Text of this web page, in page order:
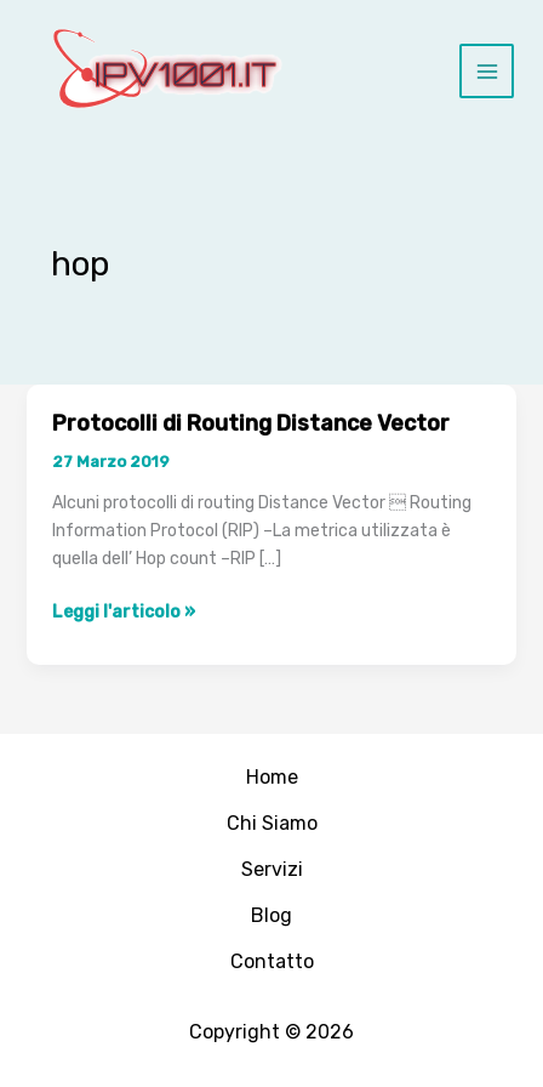
contenuto
hop
Protocolli di Routing Distance Vector
27 Marzo 2019
Alcuni protocolli di routing Distance Vector  Routing
Information Protocol (RIP) –La metrica utilizzata è
quella dell’ Hop count –RIP […]
Protocolli
Leggi l'articolo »
Home
Chi Siamo
Servizi
Blog
Contatto
Copyright © 2026